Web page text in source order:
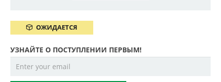
ОЖИДАЕТСЯ
УЗНАЙТЕ О ПОСТУПЛЕНИИ ПЕРВЫМ!